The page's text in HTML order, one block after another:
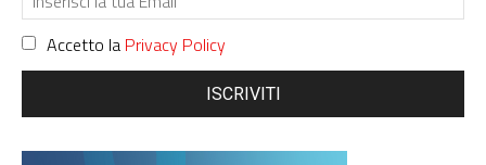
Accetto la Privacy Policy
ISCRIVITI